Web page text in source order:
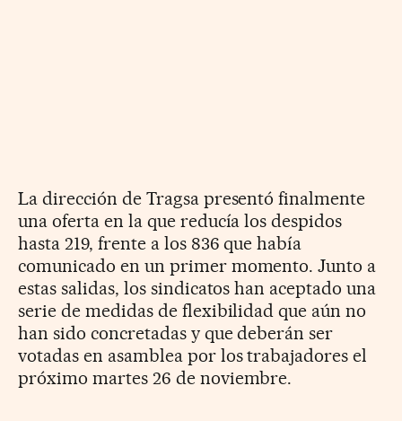
La dirección de Tragsa presentó finalmente
una oferta en la que reducía los despidos
hasta 219, frente a los 836 que había
comunicado en un primer momento. Junto a
estas salidas, los sindicatos han aceptado una
serie de medidas de flexibilidad que aún no
han sido concretadas y que deberán ser
votadas en asamblea por los trabajadores el
próximo martes 26 de noviembre.